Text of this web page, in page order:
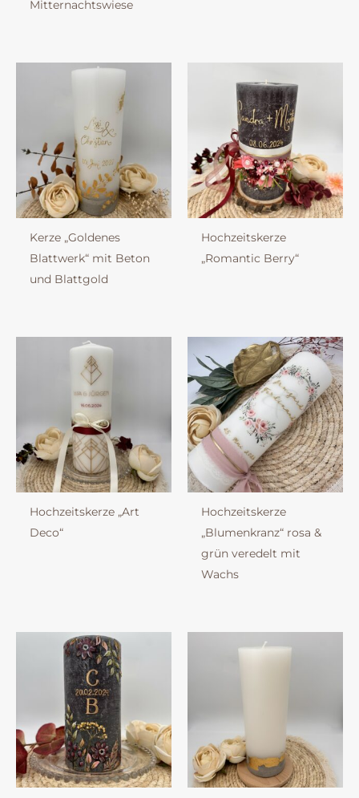
Mitternachtswiese
Kerze „Goldenes
Blattwerk“ mit Beton
und Blattgold
Hochzeitskerze
„Romantic Berry“
Hochzeitskerze „Art
Deco“
Hochzeitskerze
„Blumenkranz“ rosa &
grün veredelt mit
Wachs